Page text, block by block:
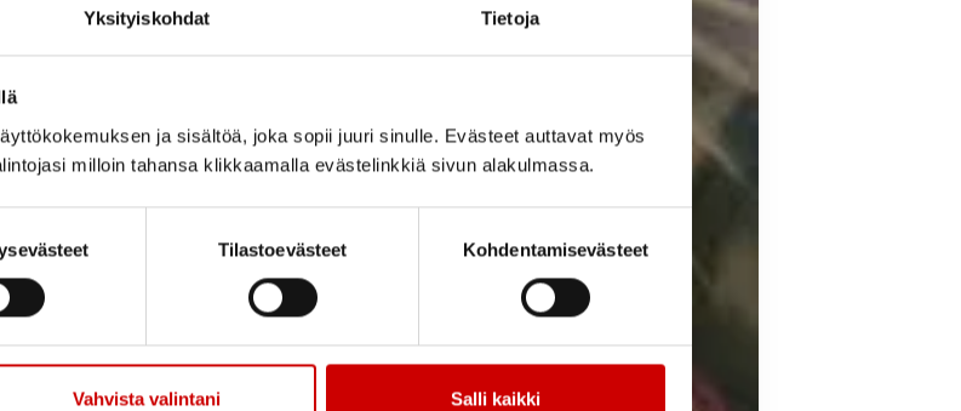
Yksityiskohdat Tietoja
ja sisältöä, joka sopii juuri sinulle. Evästeet auttavat myös
milloin tahansa klikkaamalla evästelinkkiä sivun alakulmassa.
Tilastoevästeet Kohdentamisevästeet
Vahvista valintani Salli kaikki